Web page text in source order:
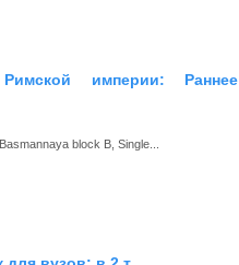
империи: Раннее
block B, Single...